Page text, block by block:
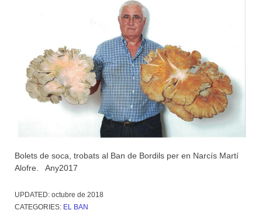
Bolets de soca, trobats al Ban de Bordils per en Narcís Martí
Alofre. Any2017
UPDATED: octubre de 2018
CATEGORIES: EL BAN